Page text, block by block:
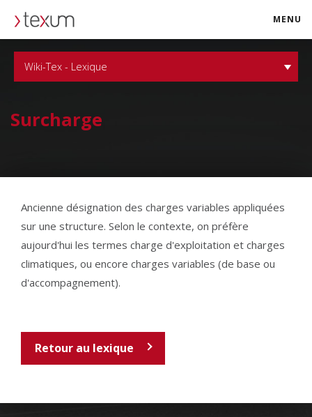
MENU
Wiki-Tex - Lexique
Surcharge
Ancienne désignation des charges variables appliquées
sur une structure. Selon le contexte, on préfère
aujourd'hui les termes charge d'exploitation et charges
climatiques, ou encore charges variables (de base ou
d'accompagnement).
Retour au lexique